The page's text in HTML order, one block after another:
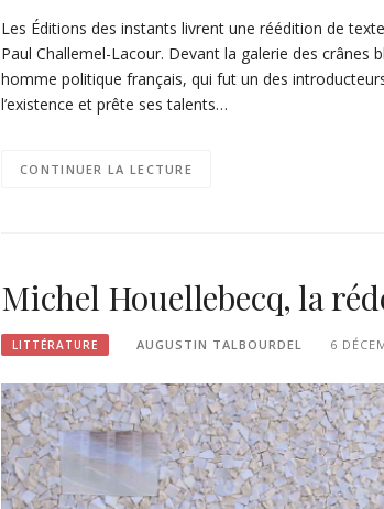
Les Éditions des instants livrent une réédition de
Paul Challemel-Lacour. Devant la galerie des
homme politique français, qui fut un des
l’existence et prête ses talents…
CONTINUER LA LECTURE
Michel Houellebecq, la
LITTÉRATURE AUGUSTIN TALBOURDEL 6